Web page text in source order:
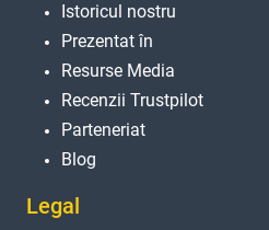
Istoricul nostru
Prezentat în
Resurse Media
Recenzii Trustpilot
Parteneriat
Blog
Legal